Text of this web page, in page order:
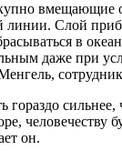
вмещающие
линии. Слой
в
даже при
человечеству
он.